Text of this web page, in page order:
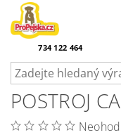
734 122 464
POSTROJ